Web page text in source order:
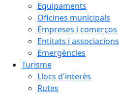
Equipaments
Oficines municipals
Empreses i comerços
Entitats i associacions
Emergències
Turisme
Llocs d'interès
Rutes